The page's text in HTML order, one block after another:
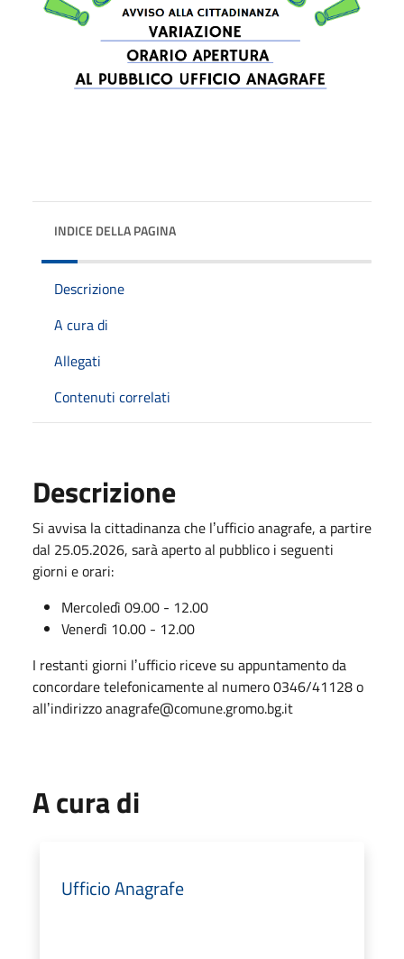
INDICE DELLA PAGINA
Descrizione
A cura di
Allegati
Contenuti correlati
Descrizione
Si avvisa la cittadinanza che lʼufficio anagrafe, a partire
dal 25.05.2026, sarà aperto al pubblico i seguenti
giorni e orari:
Mercoledì 09.00 - 12.00
Venerdì 10.00 - 12.00
I restanti giorni lʼufficio riceve su appuntamento da
concordare telefonicamente al numero 0346/41128 o
allʼindirizzo anagrafe@comune.gromo.bg.it
A cura di
Ufficio Anagrafe